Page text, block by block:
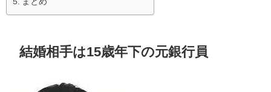
結婚相手は15歳年下の元銀行員